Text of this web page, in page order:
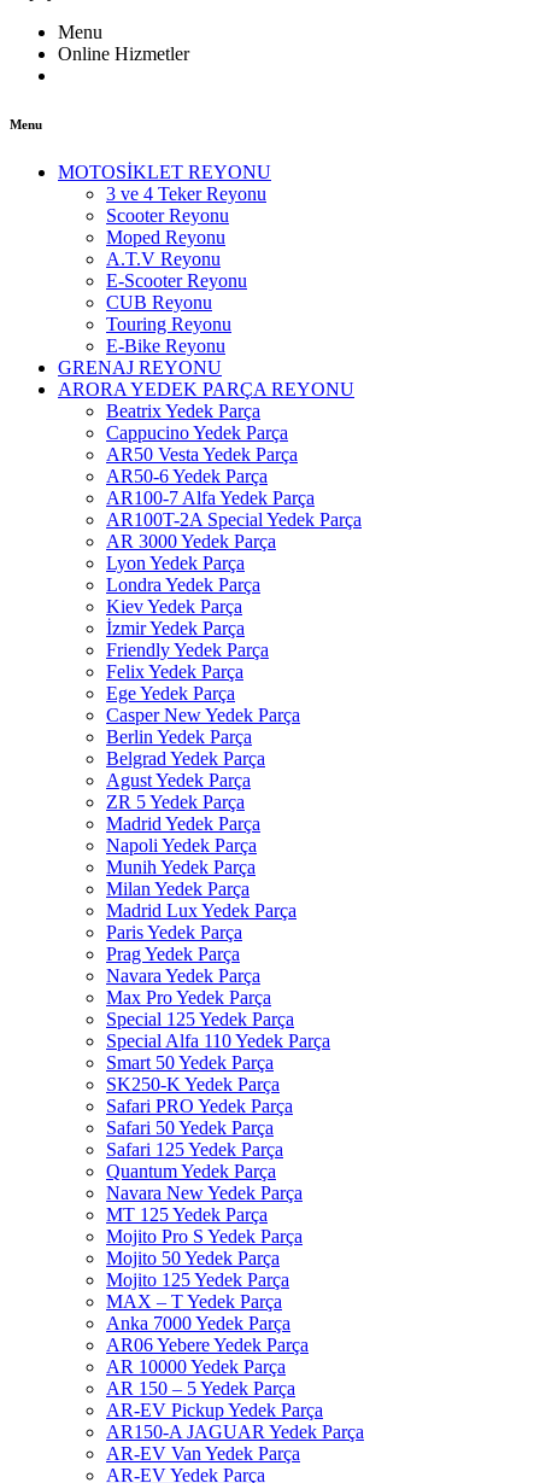
Menu
Online Hizmetler
Menu
MOTOSİKLET REYONU
3 ve 4 Teker Reyonu
Scooter Reyonu
Moped Reyonu
A.T.V Reyonu
E-Scooter Reyonu
CUB Reyonu
Touring Reyonu
E-Bike Reyonu
GRENAJ REYONU
ARORA YEDEK PARÇA REYONU
Beatrix Yedek Parça
Cappucino Yedek Parça
AR50 Vesta Yedek Parça
AR50-6 Yedek Parça
AR100-7 Alfa Yedek Parça
AR100T-2A Special Yedek Parça
AR 3000 Yedek Parça
Lyon Yedek Parça
Londra Yedek Parça
Kiev Yedek Parça
İzmir Yedek Parça
Friendly Yedek Parça
Felix Yedek Parça
Ege Yedek Parça
Casper New Yedek Parça
Berlin Yedek Parça
Belgrad Yedek Parça
Agust Yedek Parça
ZR 5 Yedek Parça
Madrid Yedek Parça
Napoli Yedek Parça
Munih Yedek Parça
Milan Yedek Parça
Madrid Lux Yedek Parça
Paris Yedek Parça
Prag Yedek Parça
Navara Yedek Parça
Max Pro Yedek Parça
Special 125 Yedek Parça
Special Alfa 110 Yedek Parça
Smart 50 Yedek Parça
SK250-K Yedek Parça
Safari PRO Yedek Parça
Safari 50 Yedek Parça
Safari 125 Yedek Parça
Quantum Yedek Parça
Navara New Yedek Parça
MT 125 Yedek Parça
Mojito Pro S Yedek Parça
Mojito 50 Yedek Parça
Mojito 125 Yedek Parça
MAX – T Yedek Parça
Anka 7000 Yedek Parça
AR06 Yebere Yedek Parça
AR 10000 Yedek Parça
AR 150 – 5 Yedek Parça
AR-EV Pickup Yedek Parça
AR150-A JAGUAR Yedek Parça
AR-EV Van Yedek Parça
AR-EV Yedek Parça